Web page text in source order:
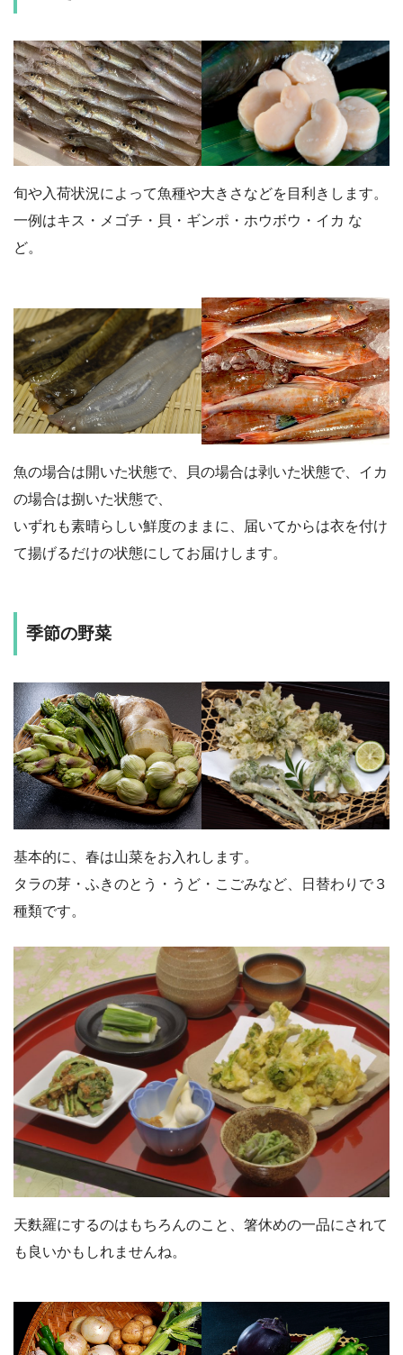
旬や入荷状況によって魚種や大きさなどを目利きします。
一例はキス・メゴチ・貝・ギンポ・ホウボウ・イカ な
ど。
魚の場合は開いた状態で、貝の場合は剥いた状態で、イカ
の場合は捌いた状態で、
いずれも素晴らしい鮮度のままに、届いてからは衣を付け
て揚げるだけの状態にしてお届けします。
季節の野菜
基本的に、春は山菜をお入れします。
タラの芽・ふきのとう・うど・こごみなど、日替わりで３
種類です。
天麩羅にするのはもちろんのこと、箸休めの一品にされて
も良いかもしれませんね。